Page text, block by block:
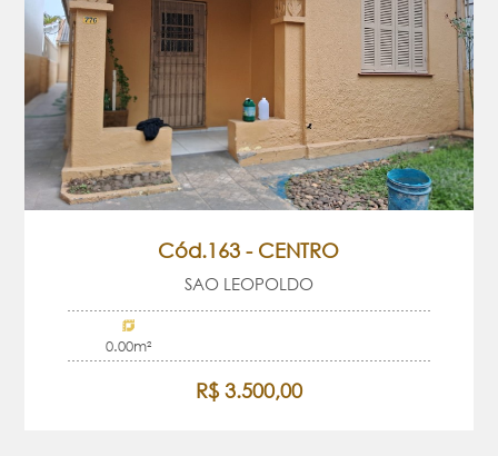
Cód.163 - CENTRO
SAO LEOPOLDO
0.00m²
R$ 3.500,00